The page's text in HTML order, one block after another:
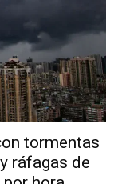
tormentas
ráfagas de